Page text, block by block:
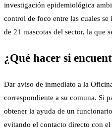
investigación epidemiológica
control de foco entre las cuales
de 21 mascotas del sector, la que
¿Qué hacer si
Dar aviso de inmediato a la
correspondiente a su comuna. Si
obtener la ayuda de un
evitando el contacto directo con